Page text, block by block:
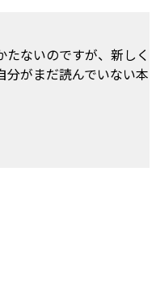
ないのですが、新しく
がまだ読んでいない本